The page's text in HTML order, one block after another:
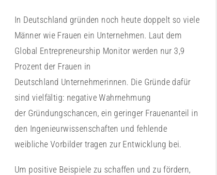
In Deutschland gründen noch heute doppelt so viele
Männer wie Frauen ein Unternehmen. Laut dem
Global Entrepreneurship Monitor werden nur 3,9
Prozent der Frauen in
Deutschland Unternehmerinnen. Die Gründe dafür
sind vielfältig: negative Wahrnehmung
der Gründungschancen, ein geringer Frauenanteil in
den Ingenieurwissenschaften und fehlende
weibliche Vorbilder tragen zur Entwicklung bei.
Um positive Beispiele zu schaffen und zu fördern,